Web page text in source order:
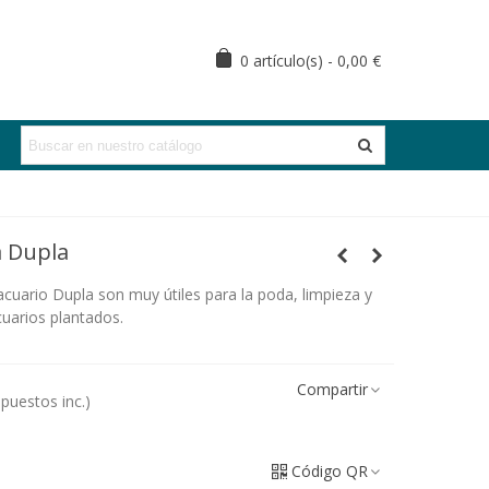
0 artículo(s) - 0,00 €
Dupla
Dupla son muy útiles para la poda, limpieza y
plantados.
inc.)
Compartir
Código QR